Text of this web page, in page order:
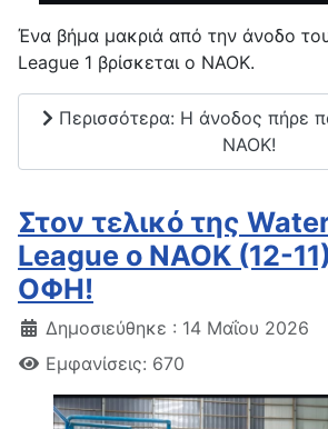
Ένα βήμα μακριά από την άνοδο
League 1 βρίσκεται ο ΝΑΟΚ.
Περισσότερα: H άνοδος πήρε
ΝΑΟΚ!
Στον τελικό της
League o NAOK (12-
ΟΦΗ!
Δημοσιεύθηκε : 14 Μαΐου 2026
Εμφανίσεις: 670